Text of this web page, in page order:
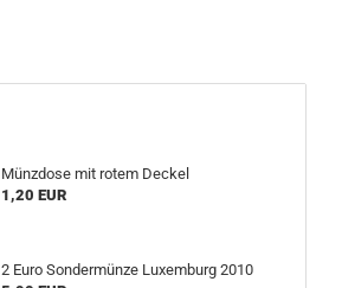
Münzdose mit rotem Deckel
1,20 EUR
2 Euro Sondermünze Luxemburg 2010